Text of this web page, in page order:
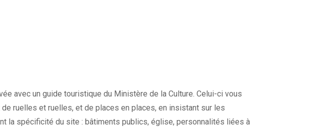
avec un guide touristique du Ministère de la Culture. Celui-ci vous
ruelles et ruelles, et de places en places, en insistant sur les
la spécificité du site : bâtiments publics, église, personnalités liées à